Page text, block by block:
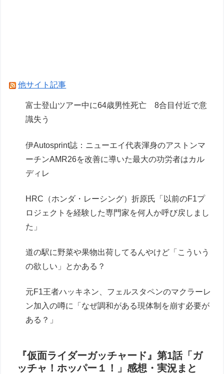
ズィとヤクトドーガがすこぶる良い
ガンプラも棚に並ぶようになったな
Powered by livedoor 相互RSS
他サイト記事
富士登山ツアー中に64歳男性死亡 8合目付近で意
識失う
伊Autosprint誌：ニューエイ代表渾身のアストンマ
ーチンAMR26を改善に導いた最大の功労者はカル
ディレ
HRC（ホンダ・レーシング）折原氏「以前のF1プ
ロジェクトを経験した専門家を何人か呼び戻しまし
た」
道の駅に野菜や果物出荷してるんやけど「こういう
の欲しい」とかある？
元F1王者ハッキネン、フェルスタペンのマクラーレ
ン加入の噂に「なぜ調和がある現体制を崩す必要が
ある？」
『仮面ライダーガッチャード』第1話「ガ
ッチャ！ホッパー１！」感想・実況まと